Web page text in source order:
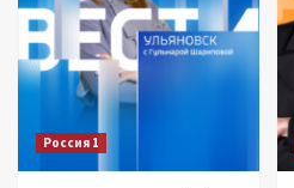
Россия 1